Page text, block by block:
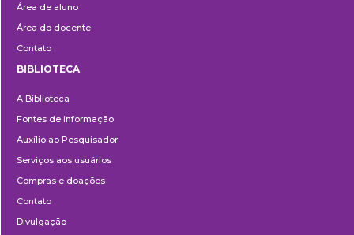
Área de aluno
Área do docente
Contato
BIBLIOTECA
A Biblioteca
Fontes de informação
Auxílio ao Pesquisador
Serviços aos usuários
Compras e doações
Contato
Divulgação